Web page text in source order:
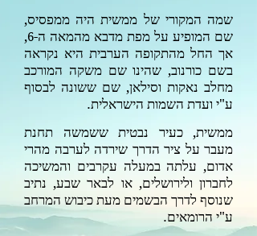
שמה המקורי של ממשית היה ממפסיס,
שם המופיע על מפת מדבא מהמאה ה-6
,
אך החל מהתקופה הערבית היא נקראה
בשם כורנוב, שהינו שם משקה המורכב
מחלב נאקות וסילאן, שם ששונה לבסוף
ע"י ועדת השמות הישראלית.
ממשית, כעיר נבטית ששמשה תחנת
מעבר על ציר הדרך שירדה לערבה מהרי
אדום, עלתה במעלה עקרבים והמשיכה
לחברון ולירושלים, או לבאר שבע, נתיב
שנוסף לדרך הבשמים מעת כיבוש המרחב
ע"י הרומאים.